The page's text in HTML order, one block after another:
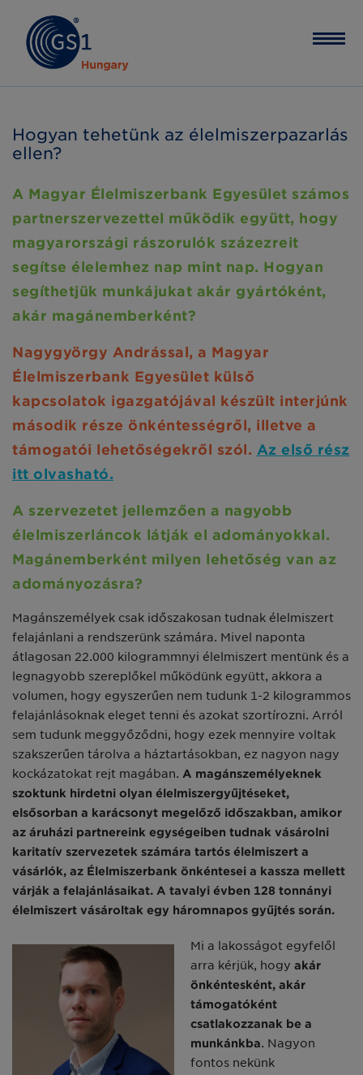
Hogyan tehetünk az élelmiszerpazarlás
ellen?
A Magyar Élelmiszerbank Egyesület számos
partnerszervezettel működik együtt, hogy
magyarországi rászorulók százezreit
segítse élelemhez nap mint nap. Hogyan
segíthetjük munkájukat akár gyártóként,
akár magánemberként?
Nagygyörgy Andrással, a Magyar
Élelmiszerbank Egyesület külső
kapcsolatok igazgatójával készült interjúnk
második része önkéntességről, illetve a
támogatói lehetőségekről szól. Az első rész
itt olvasható.
A szervezetet jellemzően a nagyobb
élelmiszerláncok látják el adományokkal.
Magánemberként milyen lehetőség van az
adományozásra?
Magánszemélyek csak időszakosan tudnak élelmiszert
felajánlani a rendszerünk számára. Mivel naponta
átlagosan 22.000 kilogrammnyi élelmiszert mentünk és a
legnagyobb szereplőkel működünk együtt, akkora a
volumen, hogy egyszerűen nem tudunk 1-2 kilogrammos
felajánlásoknak eleget tenni és azokat szortírozni. Arról
sem tudunk meggyőződni, hogy ezek mennyire voltak
szakszerűen tárolva a háztartásokban, ez nagyon nagy
kockázatokat rejt magában. A magánszemélyeknek
szoktunk hirdetni olyan élelmiszergyűjtéseket,
elsősorban a karácsonyt megelőző időszakban, amikor
az áruházi partnereink egységeiben tudnak vásárolni
karitatív szervezetek számára tartós élelmiszert a
vásárlók, az Élelmiszerbank önkéntesei a kassza mellett
várják a felajánlásaikat. A tavalyi évben 128 tonnányi
élelmiszert vásároltak egy háromnapos gyűjtés során.
Mi a lakosságot egyfelől
arra kérjük, hogy akár
önkéntesként, akár
támogatóként
csatlakozzanak be a
munkánkba. Nagyon
fontos nekünk